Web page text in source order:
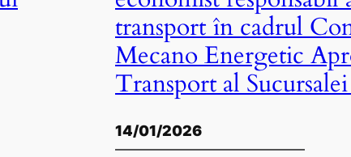
transport în cadrul
Mecano Energetic
Transport al
14/01/2026